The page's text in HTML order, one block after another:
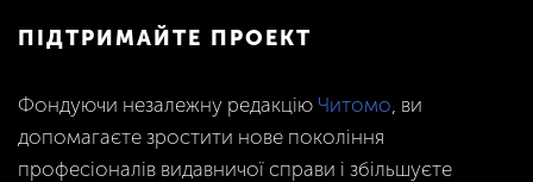
ПІДТРИМАЙТЕ ПРОЕКТ
Фондуючи незалежну редакцію Читомо, ви
допомагаєте зростити нове покоління
професіоналів видавничої справи і збільшуєте